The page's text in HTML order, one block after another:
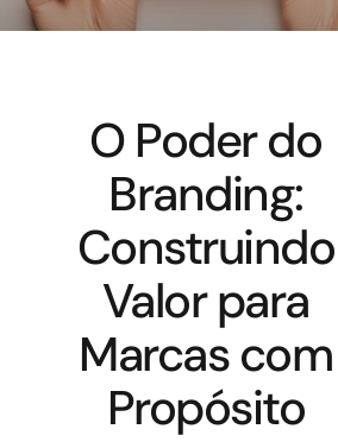
O Poder do
Branding:
Construindo
Valor para
Marcas com
Propósito